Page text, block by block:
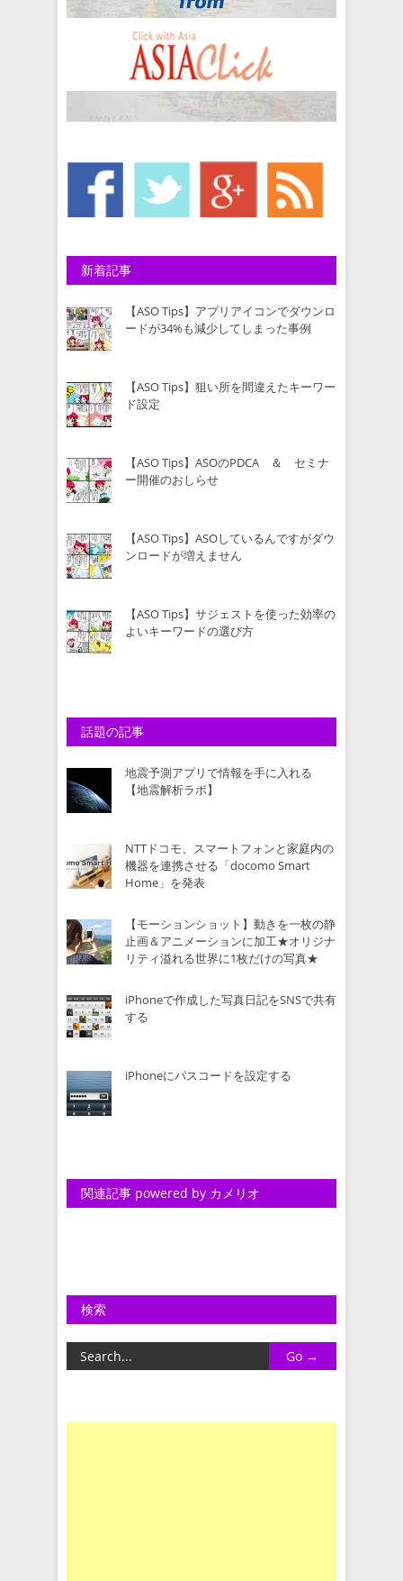
新着記事
【ASO Tips】アプリアイコンでダウンロ
ードが34%も減少してしまった事例
【ASO Tips】狙い所を間違えたキーワー
ド設定
【ASO Tips】ASOのPDCA ＆ セミナ
ー開催のおしらせ
【ASO Tips】ASOしているんですがダウ
ンロードが増えません
【ASO Tips】サジェストを使った効率の
よいキーワードの選び方
話題の記事
地震予測アプリで情報を手に入れる
【地震解析ラボ】
NTTドコモ、スマートフォンと家庭内の
機器を連携させる「docomo Smart
Home」を発表
【モーションショット】動きを一枚の静
止画＆アニメーションに加工★オリジナ
リティ溢れる世界に1枚だけの写真★
iPhoneで作成した写真日記をSNSで共有
する
iPhoneにパスコードを設定する
関連記事 powered by カメリオ
検索